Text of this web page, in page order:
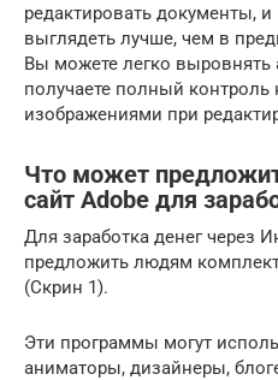
редактировать документы, и
выглядеть лучше, чем в
Вы можете легко
получаете полный
изображениями при
Что может
сайт Adobe для
Для заработка денег через
предложить людям
(Скрин 1).
Эти программы могут
аниматоры, дизайнеры,